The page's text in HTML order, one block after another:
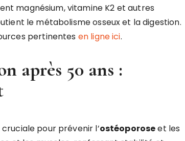
magnésium, vitamine K2 et autres
le métabolisme osseux et la digestion.
pertinentes en ligne ici.
après 50 ans :
pour prévenir l’ostéoporoseet les